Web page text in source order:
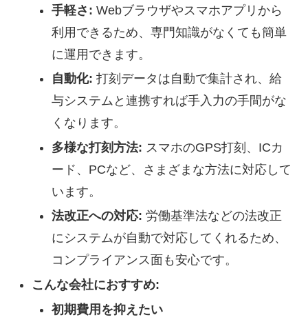
手軽さ: Webブラウザやスマホアプリから
利用できるため、専門知識がなくても簡単
に運用できます。
自動化: 打刻データは自動で集計され、給
与システムと連携すれば手入力の手間がな
くなります。
多様な打刻方法: スマホのGPS打刻、ICカ
ード、PCなど、さまざまな方法に対応して
います。
法改正への対応: 労働基準法などの法改正
にシステムが自動で対応してくれるため、
コンプライアンス面も安心です。
こんな会社におすすめ:
初期費用を抑えたい